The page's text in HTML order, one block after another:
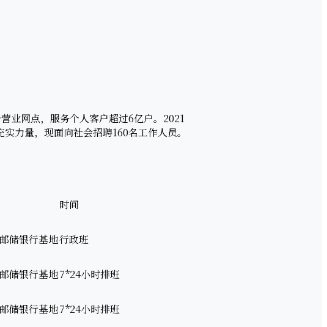
网点，服务个人客户超过6亿户。2021
力量，现面向社会招聘160名工作人员。
时间
储银行基地行政班
储银行基地7*24小时排班
储银行基地7*24小时排班